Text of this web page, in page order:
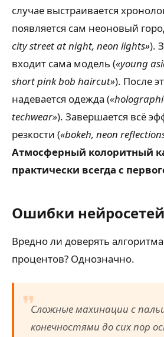
случае выстраивается
появляется сам неоновый
city street at night, neon lights»).
входит сама модель («young
short pink bob haircut»). После
надевается одежда (
techwear»). Завершается всё
резкости («bokeh, neon
Атмосферный колоритный
практически всегда с
Ошибки нейросетей
Вредно ли доверять
процентов? Однозначно.
Сложные махинации с
конечностями до сих пор